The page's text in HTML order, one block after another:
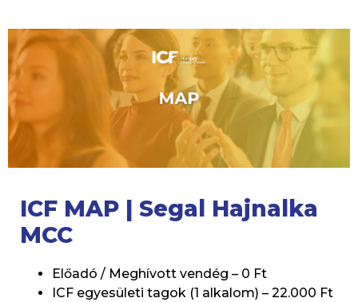
ICF MAP | Segal Hajnalka
MCC
Előadó / Meghívott vendég – 0 Ft
ICF egyesületi tagok (1 alkalom) – 22.000 Ft